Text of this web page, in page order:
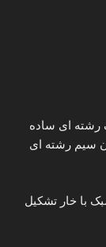
رشته ای ساده
سیم رشته ای
با خار تشکیل